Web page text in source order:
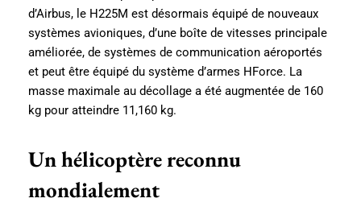
d’Airbus, le H225M est désormais équipé de nouveaux
systèmes avioniques, d’une boîte de vitesses principale
améliorée, de systèmes de communication aéroportés
et peut être équipé du système d’armes HForce. La
masse maximale au décollage a été augmentée de 160
kg pour atteindre 11,160 kg.
Un hélicoptère reconnu
mondialement